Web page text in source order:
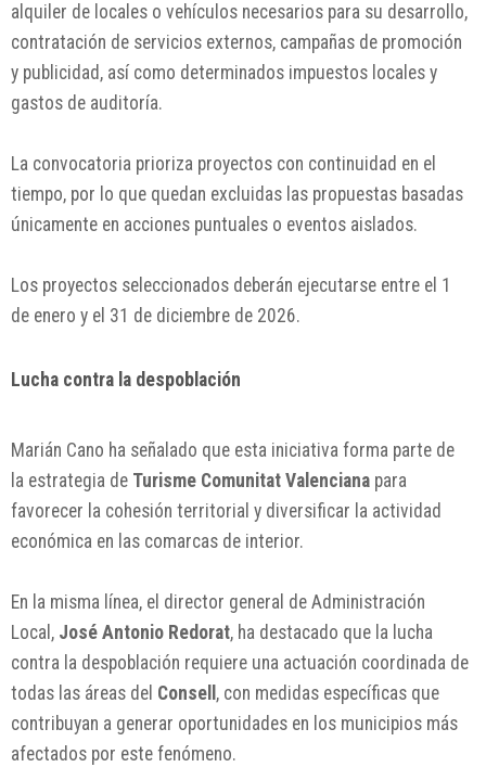
alquiler de locales o vehículos necesarios para su desarrollo,
contratación de servicios externos, campañas de promoción
y publicidad, así como determinados impuestos locales y
gastos de auditoría.
La convocatoria prioriza proyectos con continuidad en el
tiempo, por lo que quedan excluidas las propuestas basadas
únicamente en acciones puntuales o eventos aislados.
Los proyectos seleccionados deberán ejecutarse entre el 1
de enero y el 31 de diciembre de 2026.
Lucha contra la despoblación
Marián Cano ha señalado que esta iniciativa forma parte de
la estrategia de Turisme Comunitat Valenciana para
favorecer la cohesión territorial y diversificar la actividad
económica en las comarcas de interior.
En la misma línea, el director general de Administración
Local, José Antonio Redorat, ha destacado que la lucha
contra la despoblación requiere una actuación coordinada de
todas las áreas del Consell , con medidas específicas que
contribuyan a generar oportunidades en los municipios más
afectados por este fenómeno.